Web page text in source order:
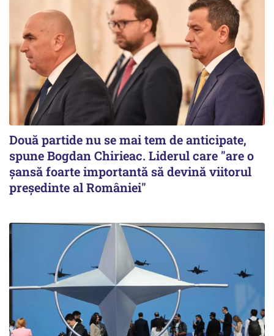
Două partide nu se mai tem de anticipate,
spune Bogdan Chirieac. Liderul care "are o
șansă foarte importantă să devină viitorul
președinte al României"